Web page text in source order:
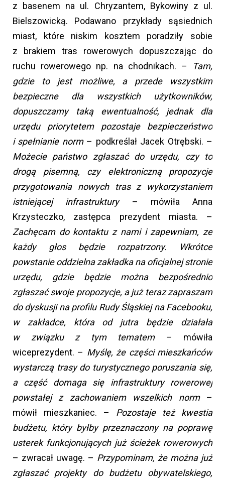
z basenem na ul. Chryzantem, Bykowiny z ul.
Bielszowicką. Podawano przykłady sąsiednich
miast, które niskim kosztem poradziły sobie
z brakiem tras rowerowych dopuszczając do
ruchu rowerowego np. na chodnikach. –
Tam,
gdzie to jest możliwe, a przede wszystkim
bezpieczne dla wszystkich użytkowników,
dopuszczamy taką ewentualność, jednak dla
urzędu priorytetem pozostaje bezpieczeństwo
i spełnianie norm – podkreślał Jacek Otrębski. –
Możecie państwo zgłaszać do urzędu, czy to
drogą pisemną, czy elektroniczną propozycje
przygotowania nowych tras z wykorzystaniem
istniejącej infrastruktury– mówiła Anna
Krzysteczko, zastępca prezydent miasta. –
Zachęcam do kontaktu z nami i zapewniam, ze
każdy głos będzie rozpatrzony. Wkrótce
powstanie oddzielna zakładka na oficjalnej stronie
urzędu, gdzie będzie można bezpośrednio
zgłaszać swoje propozycje, a już teraz zapraszam
do dyskusji na profilu Rudy Śląskiej na Facebooku,
w zakładce, która od jutra będzie działała
w związku z tym tematem– mówiła
wiceprezydent. – Myślę, że części mieszkańców
wystarczą trasy do turystycznego poruszania się,
a część domaga się infrastruktury rowerowej
powstałej z zachowaniem wszelkich norm–
mówił mieszkaniec. – Pozostaje też kwestia
budżetu, który byłby przeznaczony na poprawę
usterek funkcjonujących już ścieżek rowerowych
– zwracał uwagę. – Przypominam, że można już
zgłaszać projekty do budżetu obywatelskiego,